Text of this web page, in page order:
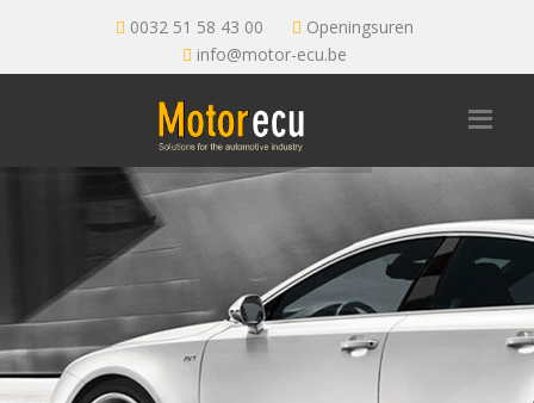
0032 51 58 43 00
Openingsuren
info@motor-ecu.be